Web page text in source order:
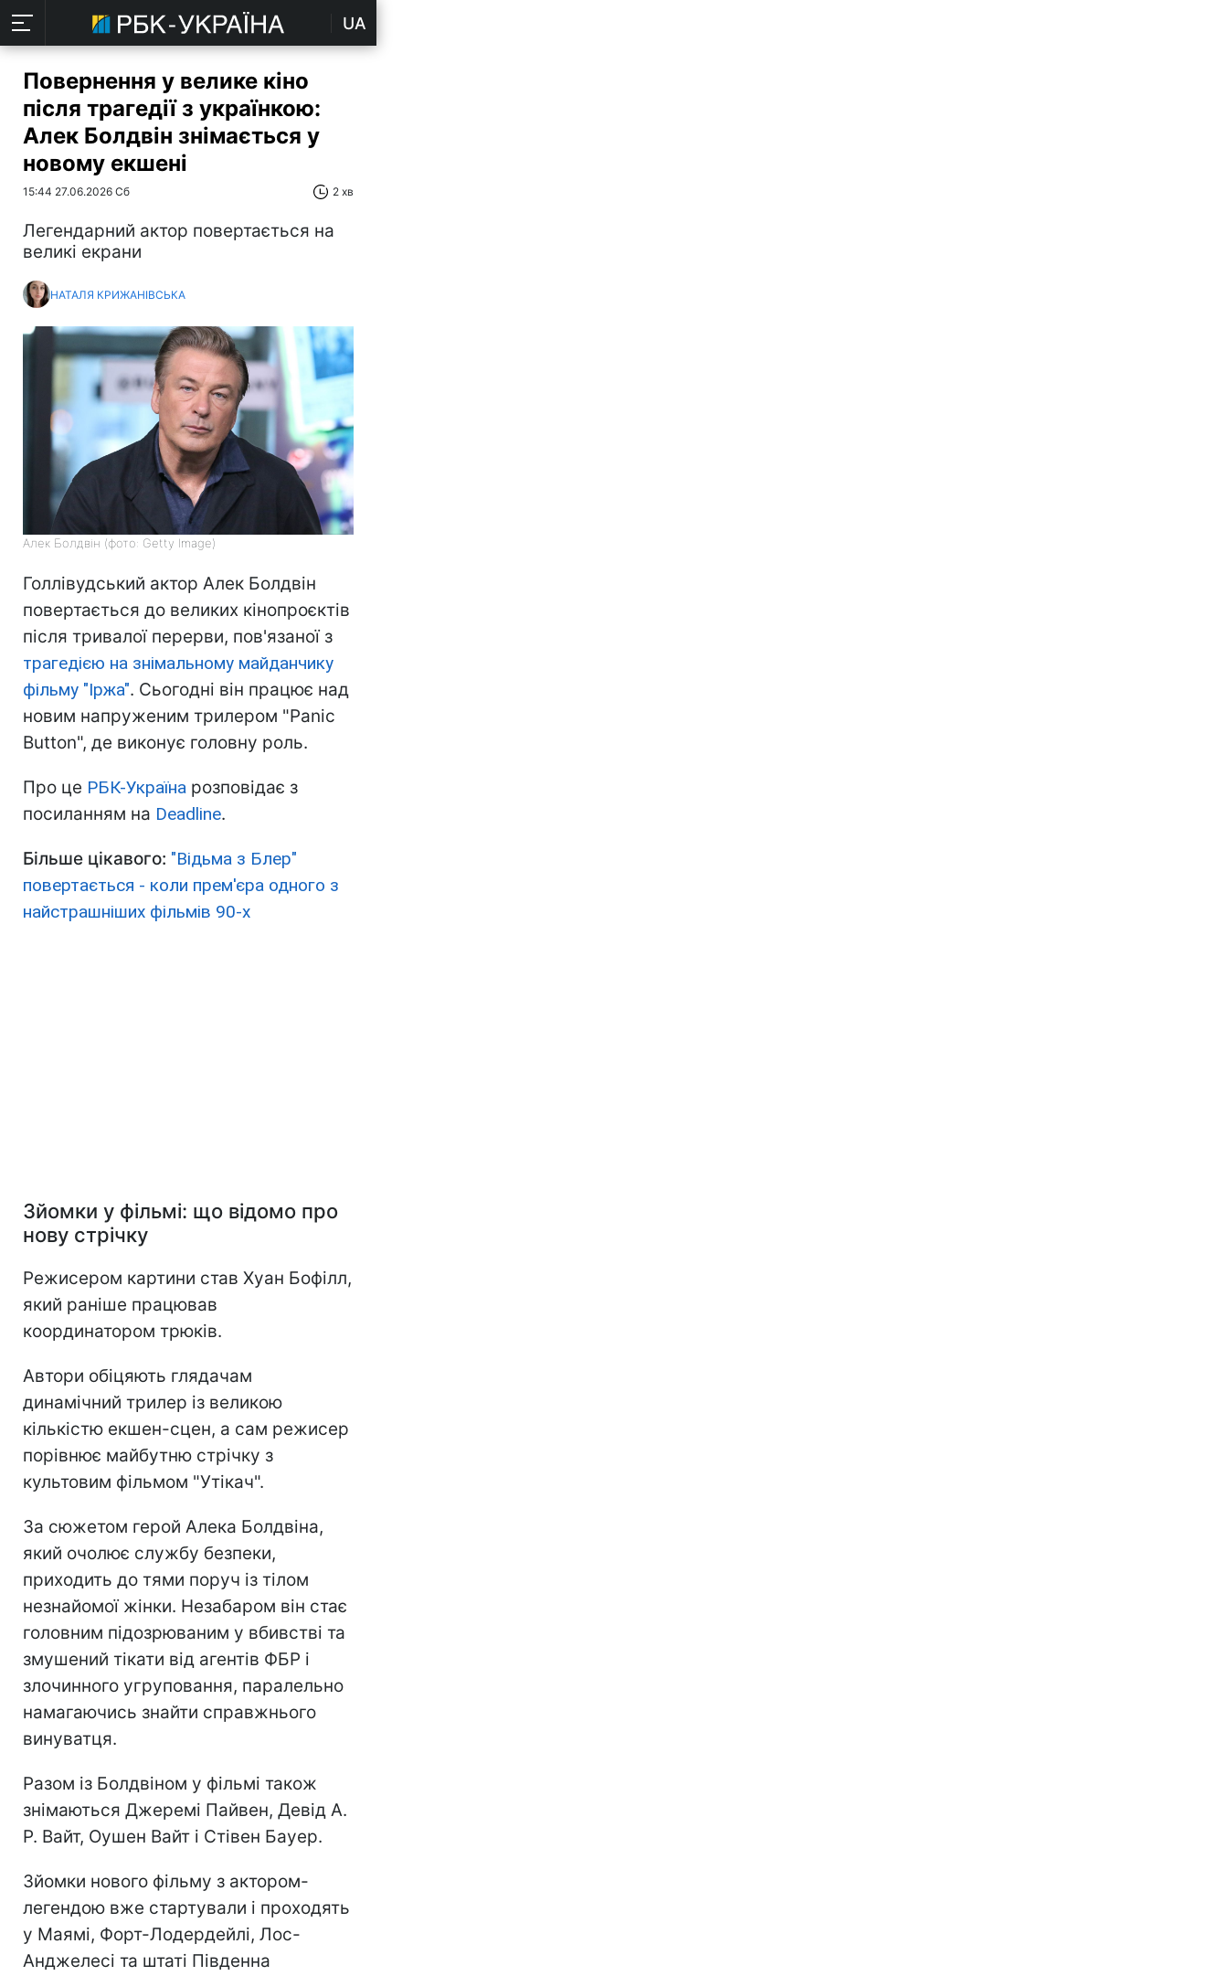
UA
Повернення у велике кіно
після трагедії з українкою:
Алек Болдвін знімається у
новому екшені
15:44 27.06.2026 Сб 2 хв
Легендарний актор повертається на
великі екрани
НАТАЛЯ КРИЖАНІВСЬКА
Алек Болдвін (фото: Getty Image)
Голлівудський актор Алек Болдвін
повертається до великих кінопроєктів
після тривалої перерви, пов'язаної з
трагедією на знімальному майданчику
фільму "Іржа". Сьогодні він працює над
новим напруженим трилером "Panic
Button", де виконує головну роль.
Про це РБК-Україна розповідає з
посиланням на Deadline.
Більше цікавого: "Відьма з Блер"
повертається - коли прем'єра одного з
найстрашніших фільмів 90-х
Зйомки у фільмі: що відомо про
нову стрічку
Режисером картини став Хуан Бофілл,
який раніше працював
координатором трюків.
Автори обіцяють глядачам
динамічний трилер із великою
кількістю екшен-сцен, а сам режисер
порівнює майбутню стрічку з
культовим фільмом "Утікач".
За сюжетом герой Алека Болдвіна,
який очолює службу безпеки,
приходить до тями поруч із тілом
незнайомої жінки. Незабаром він стає
головним підозрюваним у вбивстві та
змушений тікати від агентів ФБР і
злочинного угруповання, паралельно
намагаючись знайти справжнього
винуватця.
Разом із Болдвіном у фільмі також
знімаються Джеремі Пайвен, Девід А.
Р. Вайт, Оушен Вайт і Стівен Бауер.
Зйомки нового фільму з актором-
легендою вже стартували і проходять
у Маямі, Форт-Лодердейлі, Лос-
Анджелесі та штаті Південна